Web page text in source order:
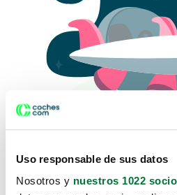
Uso responsable de sus datos
Nosotros y nuestros 1022